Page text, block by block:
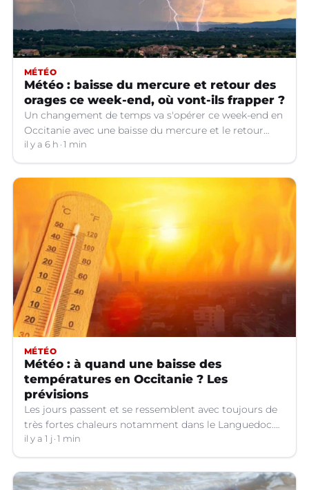
MÉTÉO
Météo : baisse du mercure et retour des
orages ce week-end, où vont-ils frapper ?
Un changement de temps va s'opérer ce week-end en
Occitanie avec une baisse du mercure et le retour
d'orages dans certains départements.
il y a 6 h 1 min
MÉTÉO
Météo : à quand une baisse des
températures en Occitanie ? Les
prévisions
Les jours passent et se ressemblent avec toujours de
très fortes chaleurs notamment dans le Languedoc.
Jusqu’à quand ?
il y a 1 j 1 min